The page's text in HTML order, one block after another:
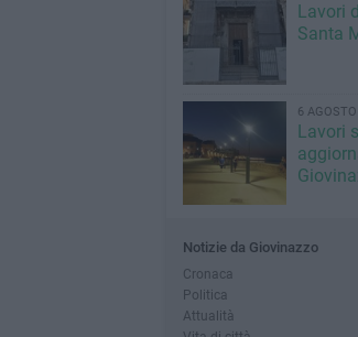
Lavori
Santa
6
Lavori
Notizie da Giovinazzo
Cronaca
Politica
Attualità